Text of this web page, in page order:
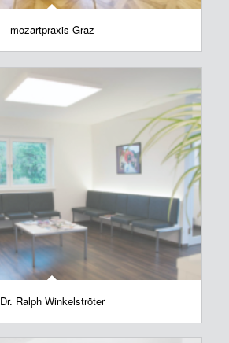
mozartpraxis Graz
Dr. Ralph Winkelströter